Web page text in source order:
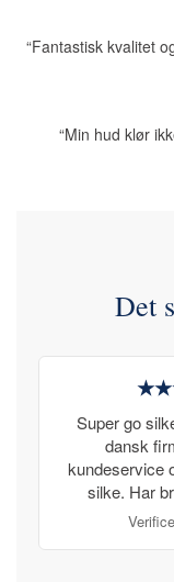
“Fantastisk kvalitet
“Min hud klør
Det
Super go
dansk
kundeservice
silke. Har